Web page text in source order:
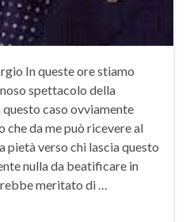
In queste ore stiamo
spettacolo della
caso ovviamente
da me può ricevere al
pietà verso chi lascia questo
nulla da beatificare in
meritato di …